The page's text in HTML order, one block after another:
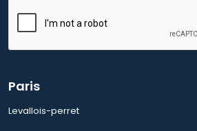
Paris
Levallois-perret